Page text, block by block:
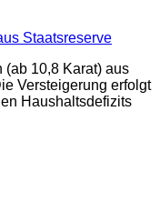
Staatsreserve
(ab 10,8 Karat) aus
Versteigerung erfolgt
Haushaltsdefizits